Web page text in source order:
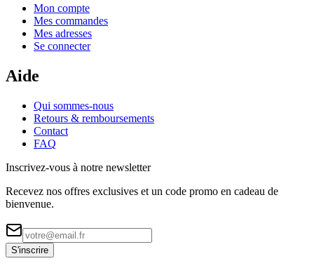
Mon compte
Mes commandes
Mes adresses
Se connecter
Aide
Qui sommes-nous
Retours & remboursements
Contact
FAQ
Inscrivez-vous à notre newsletter
Recevez nos offres exclusives et un code promo en cadeau de
bienvenue.
S'inscrire